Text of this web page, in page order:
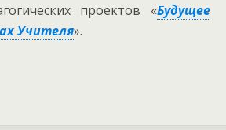
проектов «Будущее
Учителя».